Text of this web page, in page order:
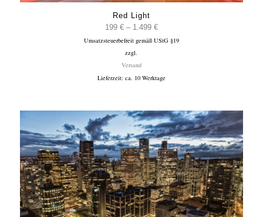
Red Light
199 € – 1.499 €Preisspanne:
199 €
Umsatzsteuerbefreit gemäß UStG §19
zzgl.
Versand
Lieferzeit: ca. 10 Werktage